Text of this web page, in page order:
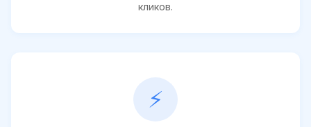
кликов.
⚡